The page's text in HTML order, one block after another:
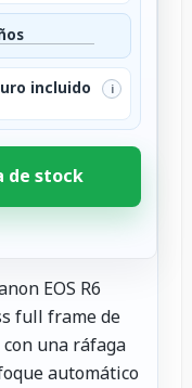
incluido i
de stock
EOS R6
full frame de
una ráfaga
automático